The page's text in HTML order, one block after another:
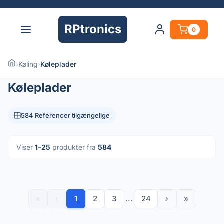
RPtronics 0
›Køling›Køleplader
Køleplader
584 Referencer tilgængelige
Viser 1–25 produkter fra 584
1 2 3 ... 24 › »